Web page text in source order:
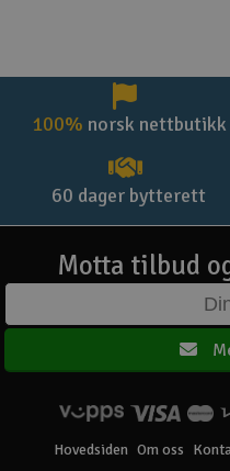
100% norsk nettbutikk
60 dager bytterett
Motta tilbud
Hovedsiden Om oss